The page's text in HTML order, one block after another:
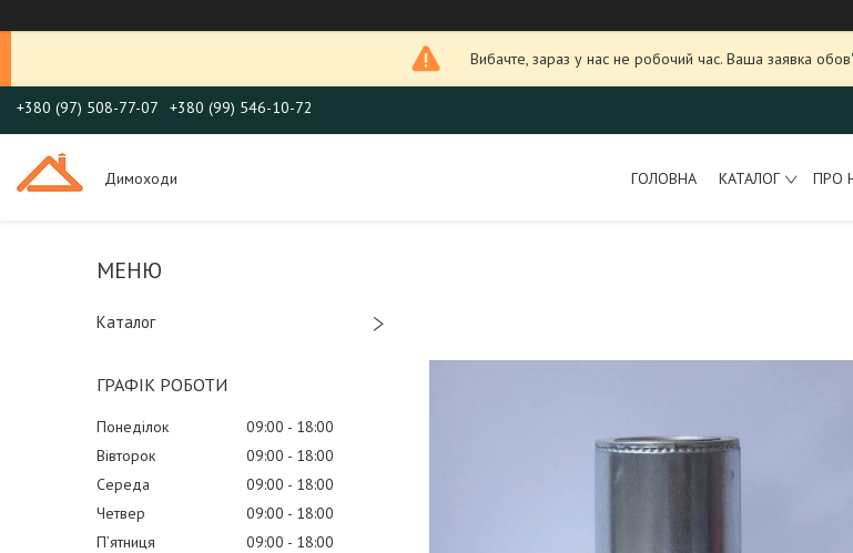
Вибачте, зараз у нас не робочий час. Ваша заявка
+380 (97) 508-77-07 +380 (99) 546-10-72
Димоходи ГОЛОВНА КАТАЛОГ ПРО
Каталог
ГРАФІК РОБОТИ
Понеділок 09:00
18:00
Вівторок
09:00
18:00
Середа
09:00
18:00
Четвер
09:00
18:00
Пʼятниця
09:00
18:00